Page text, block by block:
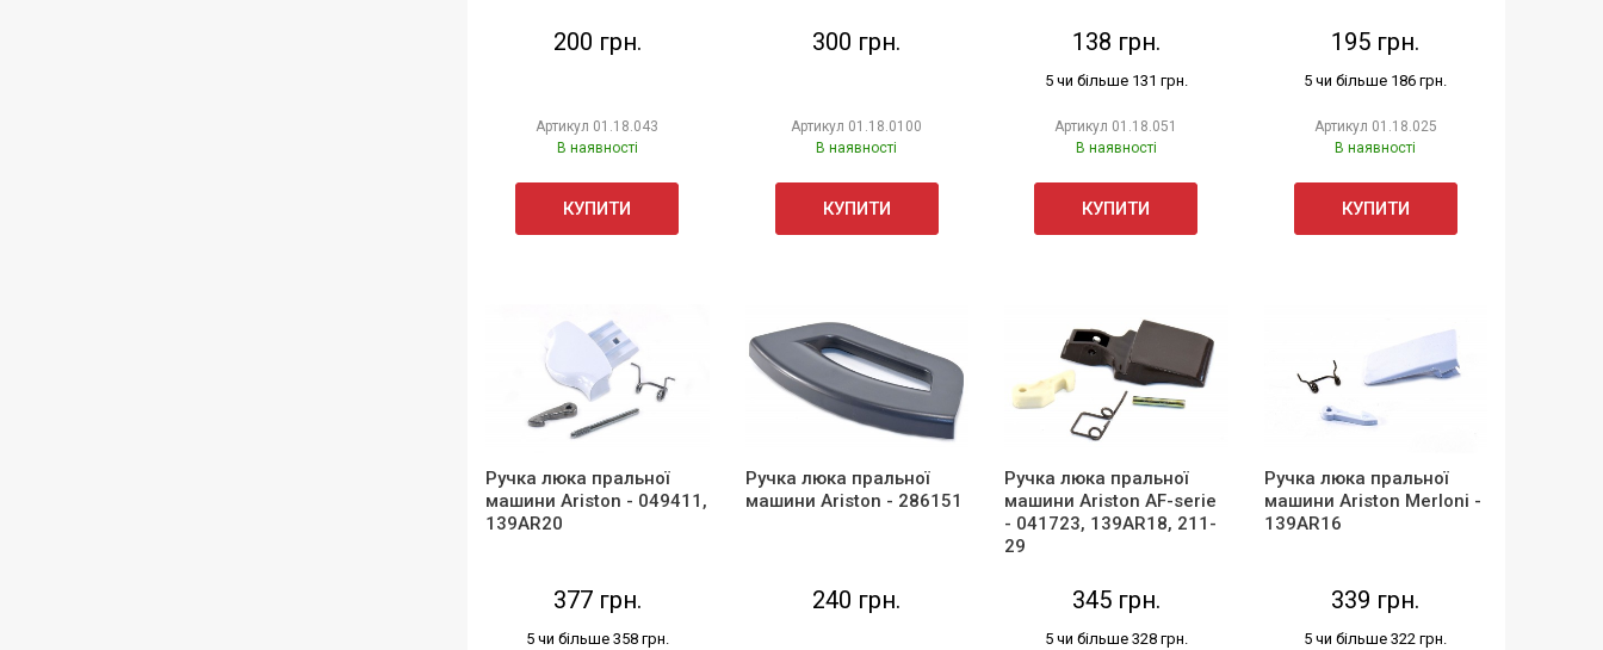
200 грн.
Артикул 01.18.043
В наявності
КУПИТИ
300 грн.
Артикул 01.18.0100
В наявності
КУПИТИ
138 грн.
5 чи більше 131 грн.
Артикул 01.18.051
В наявності
КУПИТИ
195 грн.
5 чи більше 186 грн.
Артикул 01.18.025
В наявності
КУПИТИ
Ручка люка пральної
машини Ariston - 049411,
139AR20
377 грн.
5 чи більше 358 грн.
Ручка люка пральної
машини Ariston - 286151
240 грн.
Ручка люка пральної
машини Ariston AF-serie
- 041723, 139AR18, 211-
29
345 грн.
5 чи більше 328 грн.
Ручка люка пральної
машини Ariston Merloni -
139AR16
339 грн.
5 чи більше 322 грн.